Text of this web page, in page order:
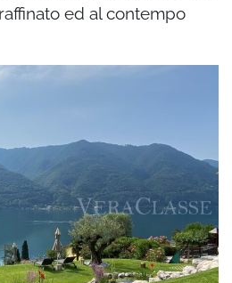
ed al contempo